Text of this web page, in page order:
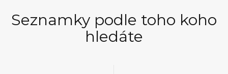
Seznamky podle toho koho
hledáte